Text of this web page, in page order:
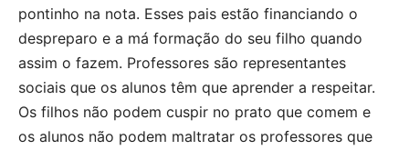
pontinho na nota. Esses pais estão financiando o
despreparo e a má formação do seu filho quando
assim o fazem. Professores são representantes
sociais que os alunos têm que aprender a respeitar.
Os filhos não podem cuspir no prato que comem e
os alunos não podem maltratar os professores que